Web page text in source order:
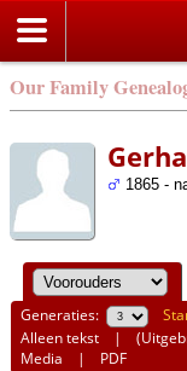
Our Family
1865 -
Generaties:
Alleen tekst |
Media | PDF